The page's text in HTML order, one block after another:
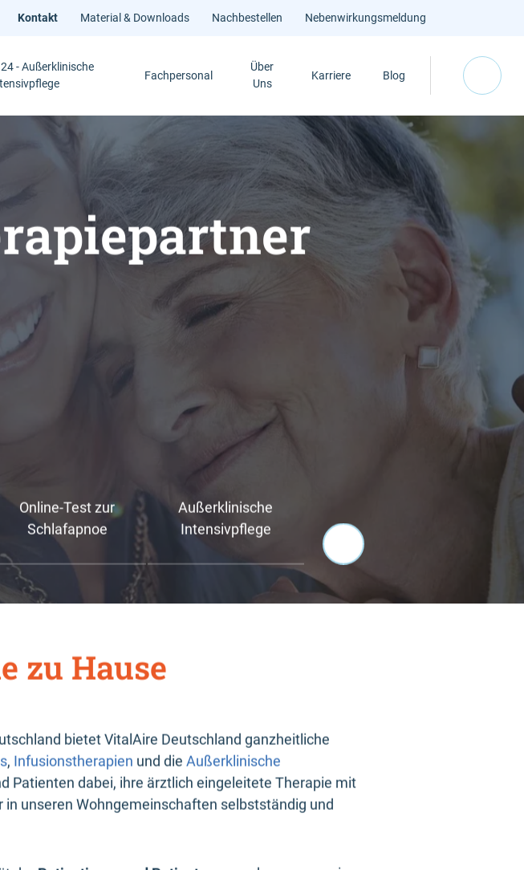
Kontakt Material & Downloads Nachbestellen Nebenwirkungsmeldung
- Außerklinische
Fachpersonal
Über
Uns
Karriere Blog
Leben
Online-Test zur
Schlafapnoe
Außerklinische
Intensivpflege
zu Hause
bietet VitalAire Deutschland ganzheitliche
, Infusionstherapien und die Außerklinische
Patienten dabei, ihre ärztlich eingeleitete Therapie mit
unseren Wohngemeinschaften selbstständig und